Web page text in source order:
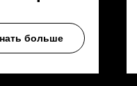
больше